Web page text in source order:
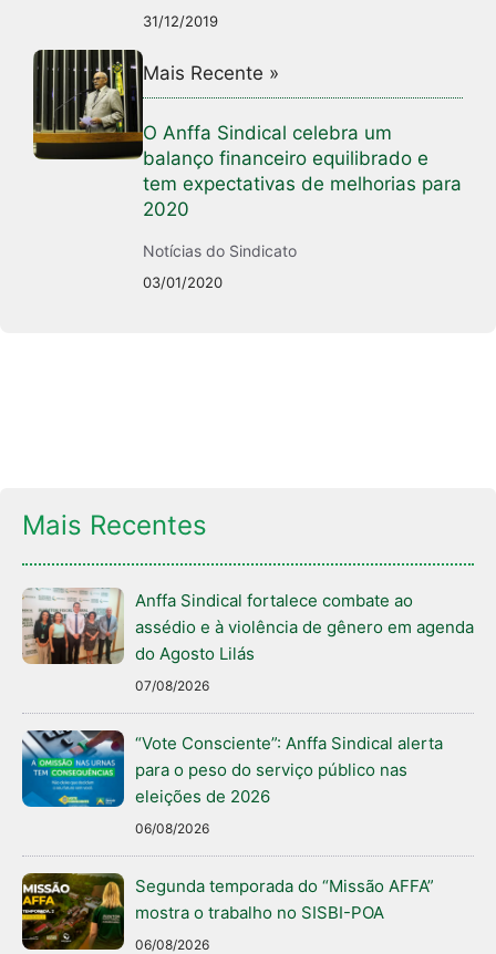
31/12/2019
Mais Recente »
O Anffa Sindical celebra um
balanço financeiro equilibrado e
tem expectativas de melhorias para
2020
Notícias do Sindicato
03/01/2020
Mais Recentes
Anffa Sindical fortalece combate ao
assédio e à violência de gênero em agenda
do Agosto Lilás
07/08/2026
“Vote Consciente”: Anffa Sindical alerta
para o peso do serviço público nas
eleições de 2026
06/08/2026
Segunda temporada do “Missão AFFA”
mostra o trabalho no SISBI-POA
06/08/2026